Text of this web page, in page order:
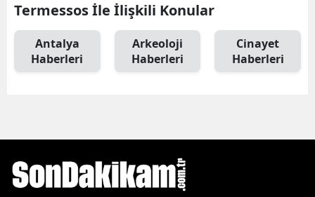
Termessos İle İlişkili Konular
Antalya
Haberleri
Arkeoloji
Haberleri
Cinayet
Haberleri